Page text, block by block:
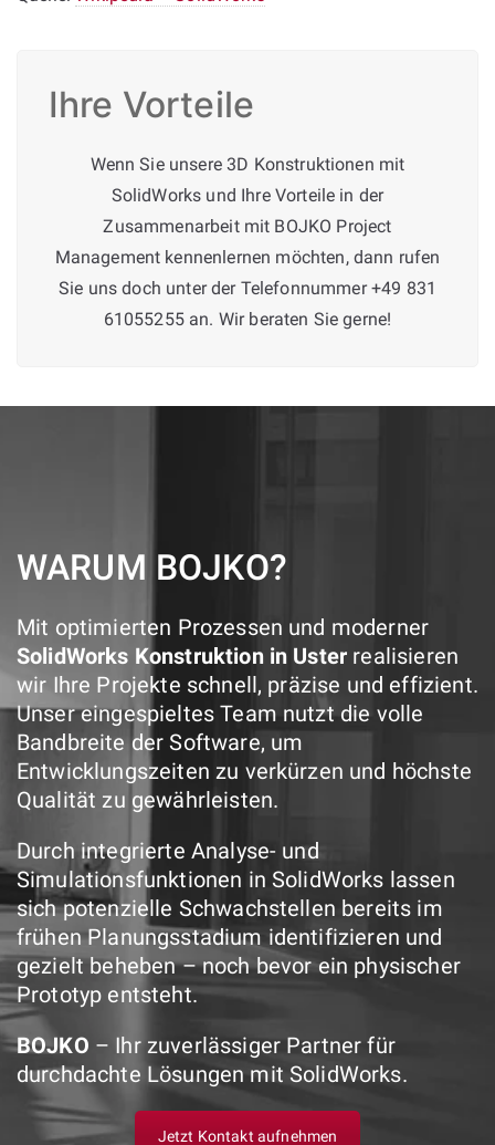
Ihre Vorteile
Wenn Sie unsere 3D Konstruktionen mit
SolidWorks und Ihre Vorteile in der
Zusammenarbeit mit BOJKO Project
Management kennenlernen möchten, dann rufen
Sie uns doch unter der Telefonnummer +49 831
61055255 an. Wir beraten Sie gerne!
WARUM BOJKO?
Mit optimierten Prozessen und moderner
SolidWorks Konstruktion in Uster realisieren
wir Ihre Projekte schnell, präzise und effizient.
Unser eingespieltes Team nutzt die volle
Bandbreite der Software, um
Entwicklungszeiten zu verkürzen und höchste
Qualität zu gewährleisten.
Durch integrierte Analyse- und
Simulationsfunktionen in SolidWorks lassen
sich potenzielle Schwachstellen bereits im
frühen Planungsstadium identifizieren und
gezielt beheben – noch bevor ein physischer
Prototyp entsteht.
BOJKO – Ihr zuverlässiger Partner für
durchdachte Lösungen mit SolidWorks.
Jetzt Kontakt aufnehmen